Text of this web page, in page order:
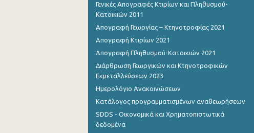
Οκτωβρίου 2022
Σεπτεμβρίου 2022
Αυγούστου 2022
Ιουλίου 2022
Ιουνίου 2022
Απριλίου 2022
Γενικές Απογραφές Κτιρίων και Πληθυσμού-
Κατοικιών 2011
Απογραφή Γεωργίας – Κτηνοτροφίας 2021
Απογραφή Κτιρίων 2021
Απογραφή Πληθυσμού-Κατοικιών 2021
Διάρθρωση Γεωργικών και Κτηνοτροφικών
Εκμεταλλεύσεων 2023
Ημερολόγιο Ανακοινώσεων
Κατάλογος προγραμματισμένων αναθεωρήσεων
SDDS - Οικονομικά και Χρηματοπιστωτικά
δεδομένα